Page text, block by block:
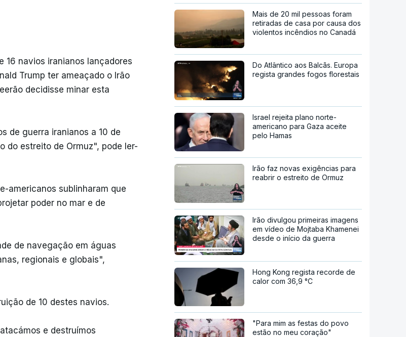
16 navios iranianos lançadores
Trump ter ameaçado o Irão
decidisse minar esta
de guerra iranianos a 10 de
do estreito de Ormuz", pode ler-
americanos sublinharam que
poder no mar e de
de navegação em águas
regionais e globais",
de 10 destes navios.
e destruímos
Mais de 20 mil pessoas foram
retiradas de casa por causa dos
violentos incêndios no Canadá
Do Atlântico aos Balcãs. Europa
regista grandes fogos florestais
Israel rejeita plano norte-
americano para Gaza aceite
pelo Hamas
Irão faz novas exigências para
reabrir o estreito de Ormuz
Irão divulgou primeiras imagens
em vídeo de Mojtaba Khamenei
desde o início da guerra
Hong Kong regista recorde de
calor com 36,9 °C
"Para mim as festas do povo
estão no meu coração"